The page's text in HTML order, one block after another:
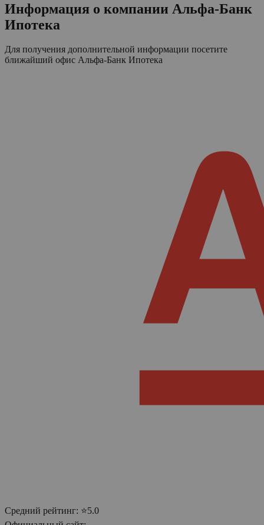
Информация о компании Альфа-Банк
Ипотека
Для получения дополнительной информации посетите
ближайший офис Альфа-Банк Ипотека
Средний рейтинг: ⭐5.0